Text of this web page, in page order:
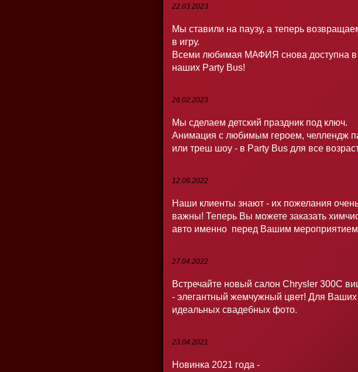
22.03.2023
Мы ставили на паузу, а теперь
в игру.
Всеми любимая МАФИЯ снова доступна в
наших Party Bus!
26.02.2023
Мы сделаем детский праздник под ключ.
Анимация с любимым героем, челлендж
или треш шоу - в Party Bus для все
12.06.2022
Наши клиенты знают - их пожелания
важны! Теперь Вы можете заказать
авто именно перед Вашим
27.04.2022
Встречайте новый салон Chrysler 300C
- элегантный жемчужный цвет! Для Ваших
идеальных свадебных фото.
23.04.2021
Новинка 2021 года -